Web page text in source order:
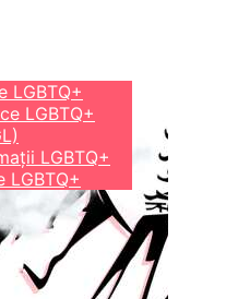
LGBTQ+
LGBTQ+
LGBTQ+
LGBTQ+